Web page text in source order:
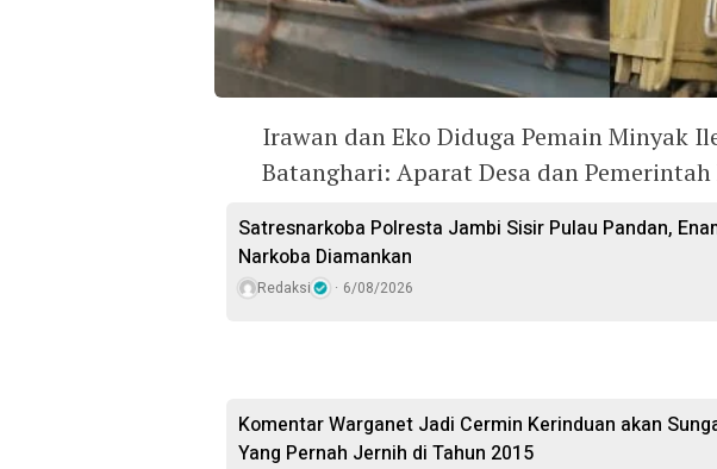
Irawan dan Eko Diduga Pemain Minyak
Batanghari: Aparat Desa dan
Satresnarkoba Polresta Jambi Sisir Pulau Pandan,
Narkoba Diamankan
Redaksi 6/08/2026
Komentar Warganet Jadi Cermin Kerinduan akan
Yang Pernah Jernih di Tahun 2015